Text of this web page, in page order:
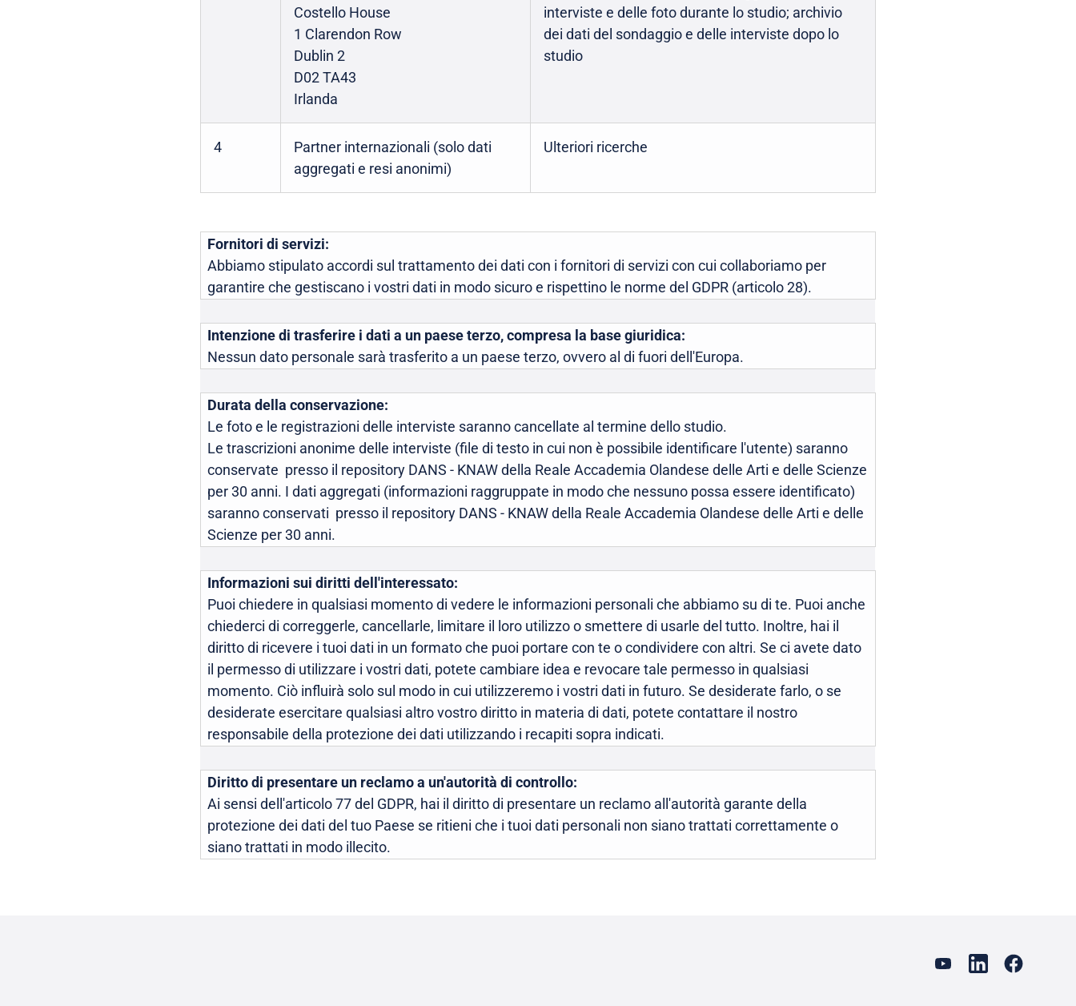
Costello House
1 Clarendon Row
Dublin 2
D02 TA43
Irlanda
interviste e delle foto durante lo studio; archivio
dei dati del sondaggio e delle interviste dopo lo
studio
4
Partner internazionali (solo dati
aggregati e resi anonimi)
Ulteriori ricerche
Fornitori di servizi:
Abbiamo stipulato accordi sul trattamento dei dati con i fornitori di servizi con cui collaboriamo per
garantire che gestiscano i vostri dati in modo sicuro e rispettino le norme del GDPR (articolo 28).
Intenzione di trasferire i dati a un paese terzo, compresa la base giuridica:
Nessun dato personale sarà trasferito a un paese terzo, ovvero al di fuori dell'Europa.
Durata della conservazione:
Le foto e le registrazioni delle interviste saranno cancellate al termine dello studio.
Le trascrizioni anonime delle interviste (file di testo in cui non è possibile identificare l'utente) saranno
conservate presso il repository DANS - KNAW della Reale Accademia Olandese delle Arti e delle Scienze
per 30 anni. I dati aggregati (informazioni raggruppate in modo che nessuno possa essere identificato)
saranno conservati presso il repository DANS - KNAW della Reale Accademia Olandese delle Arti e delle
Scienze per 30 anni.
Informazioni sui diritti dell'interessato:
Puoi chiedere in qualsiasi momento di vedere le informazioni personali che abbiamo su di te. Puoi anche
chiederci di correggerle, cancellarle, limitare il loro utilizzo o smettere di usarle del tutto. Inoltre, hai il
diritto di ricevere i tuoi dati in un formato che puoi portare con te o condividere con altri. Se ci avete dato
il permesso di utilizzare i vostri dati, potete cambiare idea e revocare tale permesso in qualsiasi
momento. Ciò influirà solo sul modo in cui utilizzeremo i vostri dati in futuro. Se desiderate farlo, o se
desiderate esercitare qualsiasi altro vostro diritto in materia di dati, potete contattare il nostro
responsabile della protezione dei dati utilizzando i recapiti sopra indicati.
Diritto di presentare un reclamo a un'autorità di controllo:
Ai sensi dell'articolo 77 del GDPR, hai il diritto di presentare un reclamo all'autorità garante della
protezione dei dati del tuo Paese se ritieni che i tuoi dati personali non siano trattati correttamente o
siano trattati in modo illecito.